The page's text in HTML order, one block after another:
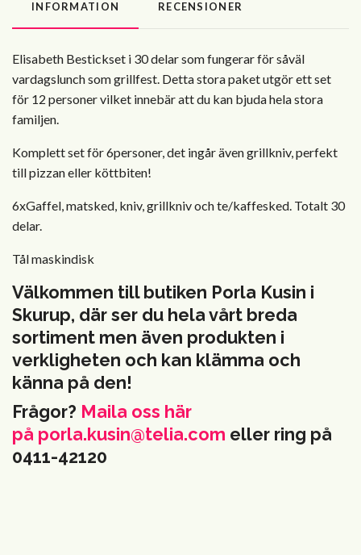
INFORMATION RECENSIONER
Elisabeth Bestickset i 30 delar som fungerar för såväl
vardagslunch som grillfest. Detta stora paket utgör ett set
för 12 personer vilket innebär att du kan bjuda hela stora
familjen.
Komplett set för 6personer, det ingår även grillkniv, perfekt
till pizzan eller köttbiten!
6xGaffel, matsked, kniv, grillkniv och te/kaffesked. Totalt 30
delar.
Tål maskindisk
Välkommen till butiken Porla Kusin i
Skurup, där ser du hela vårt breda
sortiment men även produkten i
verkligheten och kan klämma och
känna på den!
Frågor? Maila oss här
på porla.kusin@telia.com eller ring på
0411-42120